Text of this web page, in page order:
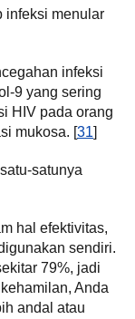
infeksi menular
infeksi
9 yang sering
HIV pada orang
mukosa. [31]
satunya
hal efektivitas,
sendiri.
79%, jadi
Anda
andal atau